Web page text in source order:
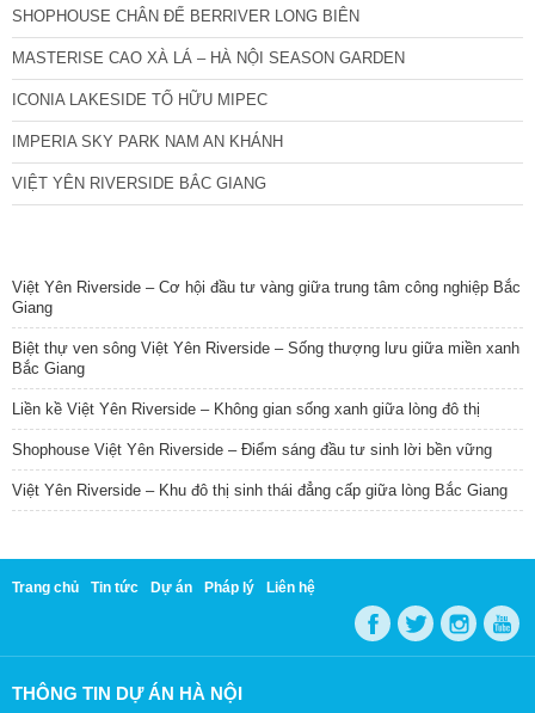
SHOPHOUSE CHÂN ĐẾ BERRIVER LONG BIÊN
MASTERISE CAO XÀ LÁ – HÀ NỘI SEASON GARDEN
ICONIA LAKESIDE TỐ HỮU MIPEC
IMPERIA SKY PARK NAM AN KHÁNH
VIỆT YÊN RIVERSIDE BẮC GIANG
Việt Yên Riverside – Cơ hội đầu tư vàng giữa trung tâm công nghiệp Bắc
Giang
Biệt thự ven sông Việt Yên Riverside – Sống thượng lưu giữa miền xanh
Bắc Giang
Liền kề Việt Yên Riverside – Không gian sống xanh giữa lòng đô thị
Shophouse Việt Yên Riverside – Điểm sáng đầu tư sinh lời bền vững
Việt Yên Riverside – Khu đô thị sinh thái đẳng cấp giữa lòng Bắc Giang
Trang chủ Tin tức Dự án Pháp lý Liên hệ
THÔNG TIN DỰ ÁN HÀ NỘI